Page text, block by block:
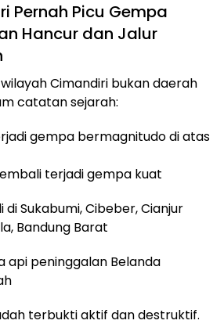
Pernah Picu Gempa
Hancur dan Jalur
Cimandiri bukan daerah
catatan sejarah:
gempa bermagnitudo di atas
terjadi gempa kuat
Sukabumi, Cibeber, Cianjur
Bandung Barat
api peninggalan Belanda
terbukti aktif dan destruktif.